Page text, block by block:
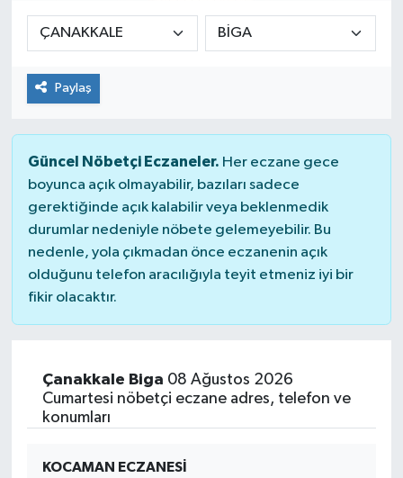
Paylaş
Güncel Nöbetçi Eczaneler. Her eczane gece
boyunca açık olmayabilir, bazıları sadece
gerektiğinde açık kalabilir veya beklenmedik
durumlar nedeniyle nöbete gelemeyebilir. Bu
nedenle, yola çıkmadan önce eczanenin açık
olduğunu telefon aracılığıyla teyit etmeniz iyi bir
fikir olacaktır.
Çanakkale Biga 08 Ağustos 2026
Cumartesi nöbetçi eczane adres, telefon ve
konumları
KOCAMAN ECZANESİ
Manşet Haberi